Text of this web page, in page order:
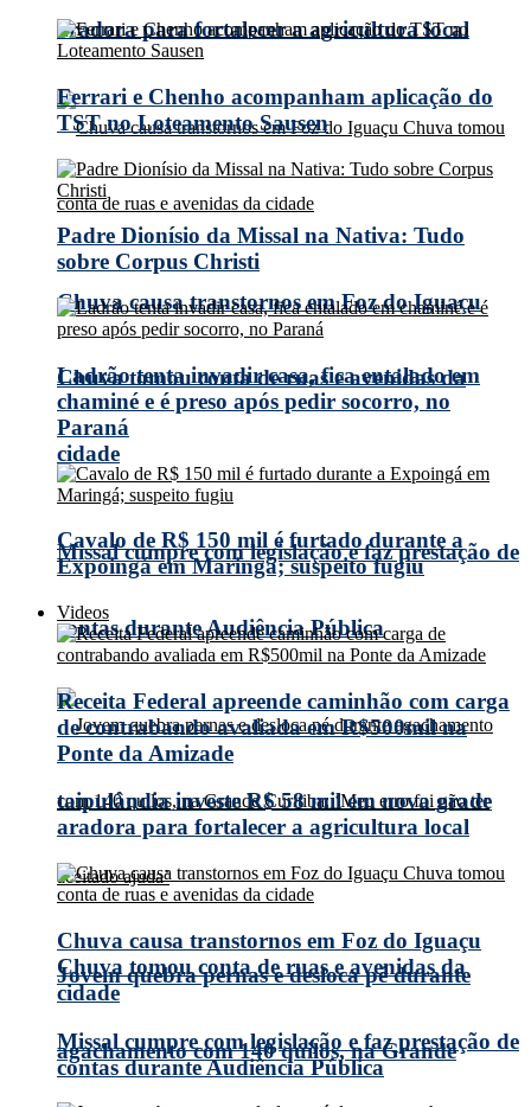
aradora para fortalecer a agricultura local
Chuva causa transtornos em Foz do Iguaçu
Chuva tomou conta de ruas e avenidas da
cidade
Missal cumpre com legislação e faz prestação de
contas durante Audiência Pública
Jovem quebra pernas e desloca pé durante
agachamento com 140 quilos, na Grande
Ferrari e Chenho acompanham aplicação do
TST no Loteamento Sausen
Padre Dionísio da Missal na Nativa: Tudo
sobre Corpus Christi
Ladrão tenta invadir casa, fica entalado em
chaminé e é preso após pedir socorro, no
Paraná
Cavalo de R$ 150 mil é furtado durante a
Expoingá em Maringá; suspeito fugiu
Videos
Receita Federal apreende caminhão com carga
de contrabando avaliada em R$500mil na
Ponte da Amizade
taipulândia investe R$ 58 mil em nova grade
aradora para fortalecer a agricultura local
Chuva causa transtornos em Foz do Iguaçu
Chuva tomou conta de ruas e avenidas da
cidade
Missal cumpre com legislação e faz prestação de
contas durante Audiência Pública